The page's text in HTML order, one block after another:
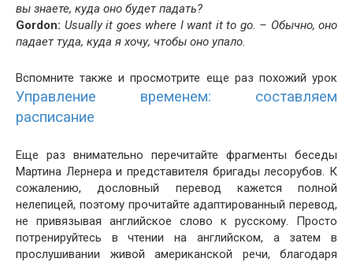
вы знаете, куда оно будет падать?
Gor­don: Usu­al­ly it goes where I want it to go. – Обычно, оно
падает туда, куда я хочу, чтобы оно упало.
Вспомните также и просмотрите еще раз похожий урок
Управление временем: составляем
расписание
Еще раз внимательно перечитайте фрагменты беседы
Мартина Лернера и представителя бригады лесорубов. К
сожалению, дословный перевод кажется полной
нелепицей, поэтому прочитайте адаптированный перевод,
не привязывая английское слово к русскому. Просто
потренируйтесь в чтении на английском, а затем в
прослушивании живой американской речи, благодаря